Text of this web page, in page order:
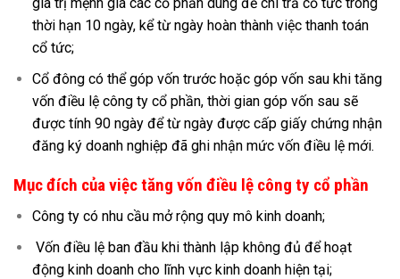
thời hạn 10 ngày, kể từ ngày hoàn thành việc thanh toán
cổ tức;
Cổ đông có thể góp vốn trước hoặc góp vốn sau khi tăng
vốn điều lệ công ty cổ phần, thời gian góp vốn sau sẽ
được tính 90 ngày để từ ngày được cấp giấy chứng nhận
đăng ký doanh nghiệp đã ghi nhận mức vốn điều lệ mới.
Mục đích của việc tăng vốn điều lệ công ty cổ phần
Công ty có nhu cầu mở rộng quy mô kinh doanh;
Vốn điều lệ ban đầu khi thành lập không đủ để hoạt
động kinh doanh cho lĩnh vực kinh doanh hiện tại;